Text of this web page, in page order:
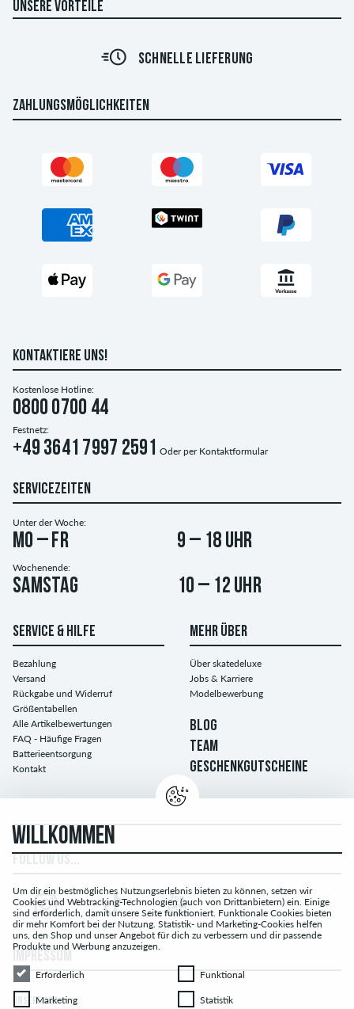
UNSERE VORTEILE
SCHNELLE LIEFERUNG
ZAHLUNGSMÖGLICHKEITEN
KONTAKTIERE UNS!
Kostenlose Hotline:
0800 0700 44
Festnetz:
+49 3641 7997 2591 Oder per Kontaktformular
SERVICEZEITEN
Unter der Woche:
Mo – Fr 9 – 18 Uhr
Wochenende:
Samstag 10 – 12 Uhr
SERVICE & HILFE
Bezahlung
Versand
Rückgabe und Widerruf
Größentabellen
Alle Artikelbewertungen
FAQ - Häufige Fragen
Batterieentsorgung
Kontakt
MEHR ÜBER
Über skatedeluxe
Jobs & Karriere
Modelbewerbung
BLOG
TEAM
GESCHENKGUTSCHEINE
UNSERE AGB
WILLKOMMEN
Um dir ein bestmögliches Nutzungserlebnis bieten zu können, setzen wir
Cookies und Webtracking-Technologien (auch von Drittanbietern) ein. Einige
sind erforderlich, damit unsere Seite funktioniert. Funktionale Cookies bieten
dir mehr Komfort bei der Nutzung. Statistik- und Marketing-Cookies helfen
uns, den Shop und unser Angebot für dich zu verbessern und dir passende
Produkte und Werbung anzuzeigen.
Erforderlich
Erforderlich FunktionalFunktional
MarketingMarketing StatistikStatistik